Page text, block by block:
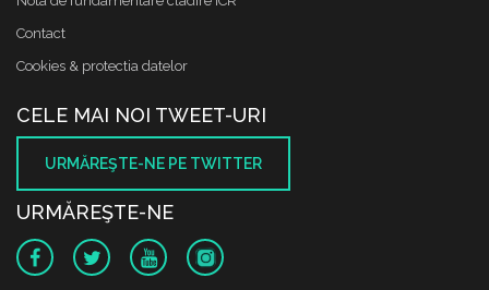
Contact
Cookies & protectia datelor
CELE MAI NOI TWEET-URI
URMĂREŞTE-NE PE TWITTER
URMĂREŞTE-NE